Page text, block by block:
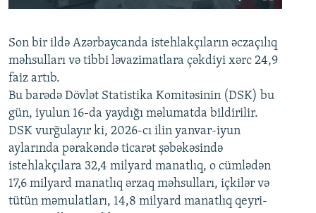
Auto 240p 360p 480p
720p 1080p
360p
480p
720p
1080p
Son bir ildə Azərbaycanda istehlakçıların əczaçılıq
məhsulları və tibbi ləvazimatlara çəkdiyi xərc 24,9
faiz artıb.
Bu barədə Dövlət Statistika Komitəsinin (DSK) bu
gün, iyulun 16-da yaydığı məlumatda bildirilir.
DSK vurğulayır ki, 2026-cı ilin yanvar-iyun
aylarında pərakəndə ticarət şəbəkəsində
istehlakçılara 32,4 milyard manatlıq, o cümlədən
17,6 milyard manatlıq ərzaq məhsulları, içkilər və
tütün məmulatları, 14,8 milyard manatlıq qeyri-